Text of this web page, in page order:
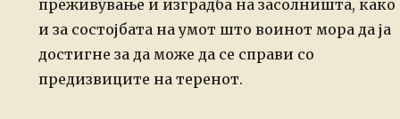
преживување и изградба на засолништа, како
и за состојбата на умот што воинот мора да ја
достигне за да може да се справи со
предизвиците на теренот.